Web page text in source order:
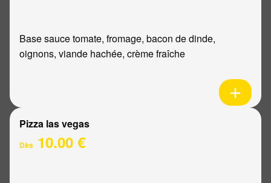
Base sauce tomate, fromage, bacon de dinde,
oignons, viande hachée, crème fraîche
Pizza las vegas
Dès 10.00 €